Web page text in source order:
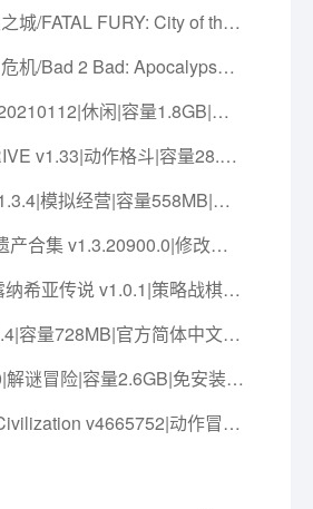
饿狼传说：群狼之城/FATAL FURY: City of the Wolves v1.4.0|动作冒险|容量28GB|免安装绿色中文版|支持键盘.鼠标.手柄
逆袭恶战：末日危机/Bad 2 Bad: Apocalypse v20251201|角色扮演|容量1.4GB|免安装绿色中文版|支持键盘.鼠标.手柄
纸飞机的呼唤 v20210112|休闲|容量1.8GB|中文免安装|支持键盘.鼠标
罪恶装备：STRIVE v1.33|动作格斗|容量28.4GB|免安装绿色中文版|支持键盘.鼠标.手柄
我的小小宇宙 v1.3.4|模拟经营|容量558MB|免安装绿色中文版|支持键盘.鼠标
神秘海域: 盗贼遗产合集 v1.3.20900.0|修改器|角色扮演|容量99.5GB|免安装绿色中文版|支持键盘.鼠标.手柄
幻想大陆战记:露纳希亚传说 v1.0.1|策略战棋|容量21GB|免安装绿色中文版|支持键盘.鼠标.鼠标|
霓虹深渊 v1.3.1.4|容量728MB|官方简体中文|支持键盘.鼠标
旁观者2 v1.6.20|解谜冒险|容量2.6GB|免安装绿色中文版|支持键盘.鼠标.手柄
少女文明/Girls Civilization v4665752|动作冒险|容量26.3GB|免安装绿色中文版|支持键盘.鼠标